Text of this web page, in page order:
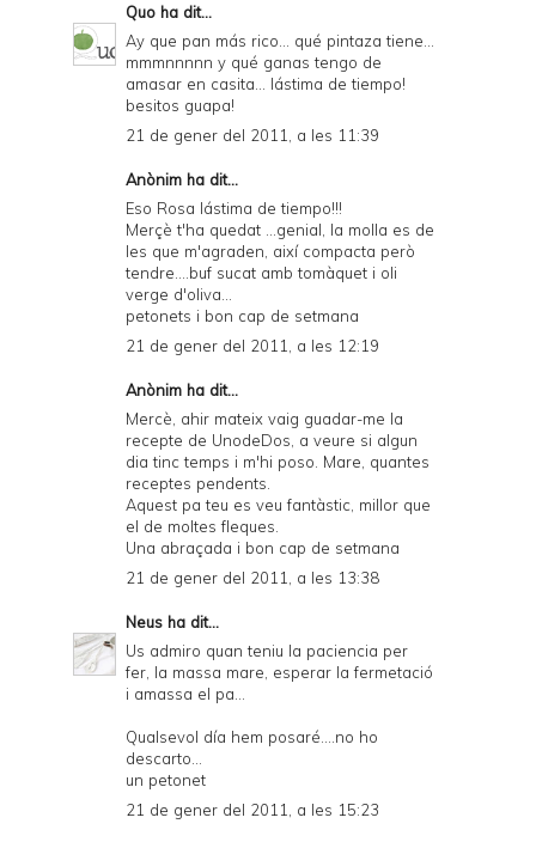
Quo ha dit...
Ay que pan más rico... qué pintaza tiene...
mmmnnnnn y qué ganas tengo de
amasar en casita... lástima de tiempo!
besitos guapa!
21 de gener del 2011, a les 11:39
Anònim ha dit...
Eso Rosa lástima de tiempo!!!
Merçè t'ha quedat ...genial, la molla es de
les que m'agraden, així compacta però
tendre....buf sucat amb tomàquet i oli
verge d'oliva...
petonets i bon cap de setmana
21 de gener del 2011, a les 12:19
Anònim ha dit...
Mercè, ahir mateix vaig guadar-me la
recepte de UnodeDos, a veure si algun
dia tinc temps i m'hi poso. Mare, quantes
receptes pendents.
Aquest pa teu es veu fantàstic, millor que
el de moltes fleques.
Una abraçada i bon cap de setmana
21 de gener del 2011, a les 13:38
Neus ha dit...
Us admiro quan teniu la paciencia per
fer, la massa mare, esperar la fermetació
i amassa el pa...
Qualsevol día hem posaré....no ho
descarto...
un petonet
21 de gener del 2011, a les 15:23